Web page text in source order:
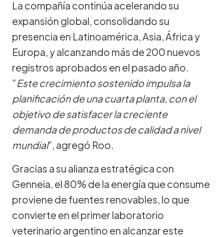
La compañía continúa acelerando su
expansión global, consolidando su
presencia en Latinoamérica, Asia, África y
Europa, y alcanzando más de 200 nuevos
registros aprobados en el pasado año.
“Este crecimiento sostenido impulsa la
planificación de una cuarta planta, con el
objetivo de satisfacer la creciente
demanda de productos de calidad a nivel
mundial”, agregó Roo.
Gracias a su alianza estratégica con
Genneia, el 80% de la energía que consume
proviene de fuentes renovables, lo que
convierte en el primer laboratorio
veterinario argentino en alcanzar este